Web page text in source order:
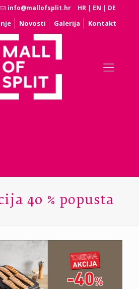
info@mallofsplit.hr HR | EN | DE
Novosti Galerija Kontakt
40 % popusta